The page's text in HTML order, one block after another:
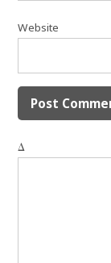
Website
Δ